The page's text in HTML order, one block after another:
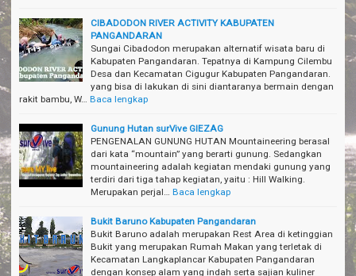
CIBADODON RIVER ACTIVITY KABUPATEN
PANGANDARAN
Sungai Cibadodon merupakan alternatif wisata baru di
Kabupaten Pangandaran. Tepatnya di Kampung Cilembu
Desa dan Kecamatan Cigugur Kabupaten Pangandaran.
yang bisa di lakukan di sini diantaranya bermain dengan
rakit bambu, W…
Baca lengkap
Gunung Hutan surVive GIEZAG
PENGENALAN GUNUNG HUTAN Mountaineering berasal
dari kata “mountain” yang berarti gunung. Sedangkan
mountaineering adalah kegiatan mendaki gunung yang
terdiri dari tiga tahap kegiatan, yaitu : Hill Walking.
Merupakan perjal…
Baca lengkap
Bukit Baruno Kabupaten Pangandaran
Bukit Baruno adalah merupakan Rest Area di ketinggian
Bukit yang merupakan Rumah Makan yang terletak di
Kecamatan Langkaplancar Kabupaten Pangandaran
dengan konsep alam yang indah serta sajian kuliner